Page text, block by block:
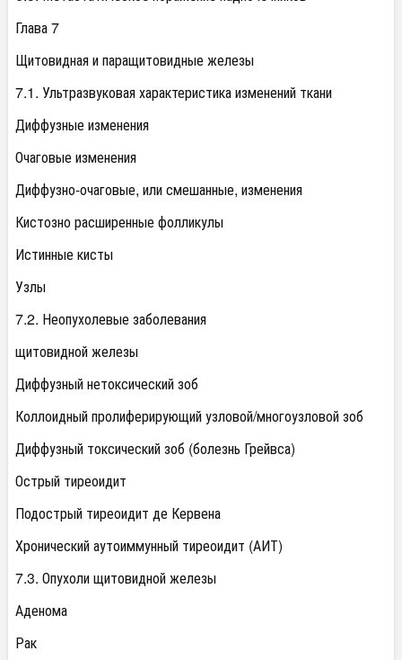
Глава 7
Щитовидная и паращитовидные железы
7.1. Ультразвуковая характеристика изменений ткани
Диффузные изменения
Очаговые изменения
Диффузно-очаговые, или смешанные, изменения
Кистозно расширенные фолликулы
Истинные кисты
Узлы
7.2. Неопухолевые заболевания
щитовидной железы
Диффузный нетоксический зоб
Коллоидный пролиферирующий узловой/многоузловой зоб
Диффузный токсический зоб (болезнь Грейвса)
Острый тиреоидит
Подострый тиреоидит де Кервена
Хронический аутоиммунный тиреоидит (АИТ)
7.3. Опухоли щитовидной железы
Аденома
Рак